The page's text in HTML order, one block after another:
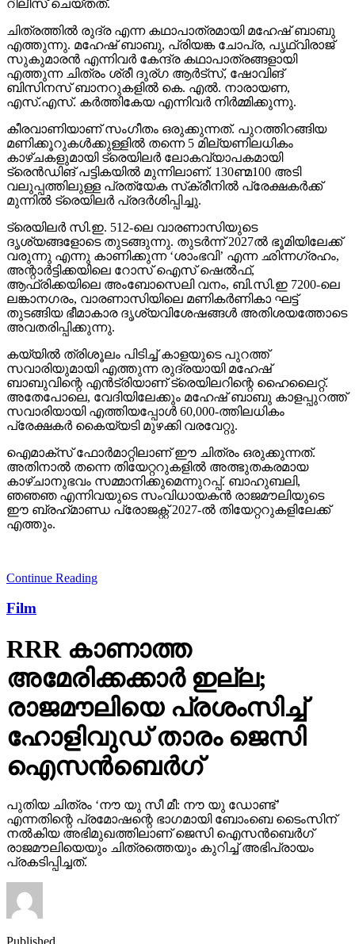
റിലീസ് ചെയ്തത്.
ചിത്രത്തില്‍ രുദ്ര എന്ന കഥാപാത്രമായി മഹേഷ് ബാബു
എത്തുന്നു. മഹേഷ് ബാബു, പ്രിയങ്ക ചോപ്ര, പൃഥ്വിരാജ്
സുകുമാരന്‍ എന്നിവര്‍ കേന്ദ്ര കഥാപാത്രങ്ങളായി
എത്തുന്ന ചിത്രം ശ്രീ ദുര്ഗ ആര്‍ട്‌സ്, ഷോവിങ്
ബിസിനസ് ബാനറുകളില്‍ കെ. എല്‍. നാരായണ,
എസ്.എസ്. കര്‍ത്തികേയ എന്നിവര്‍ നിര്‍മ്മിക്കുന്നു.
കീരവാണിയാണ് സംഗീതം ഒരുക്കുന്നത്. പുറത്തിറങ്ങിയ
മണിക്കൂറുകള്‍ക്കുള്ളില്‍ തന്നെ 5 മില്യണിലധികം
കാഴ്ചകളുമായി ട്രെയിലര്‍ ലോകവ്യാപകമായി
ട്രെന്‍ഡിങ് പട്ടികയില്‍ മുന്നിലാണ്. 130ണ്മ100 അടി
വലുപ്പത്തിലുള്ള പ്രത്യേക സ്‌ക്രീനില്‍ പ്രേക്ഷകര്‍ക്ക്
മുന്നില്‍ ട്രെയിലര്‍ പ്രദര്‍ശിപ്പിച്ചു.
ട്രെയിലര്‍ സി.ഇ. 512-ലെ വാരണാസിയുടെ
ദൃശ്യങ്ങളോടെ തുടങ്ങുന്നു. തുടര്‍ന്ന് 2027ല്‍ ഭൂമിയിലേക്ക്
വരുന്നു എന്നു കാണിക്കുന്ന ‘ശാംഭവി’ എന്ന ഛിന്നഗ്രഹം,
അന്റാര്‍ട്ടിക്കയിലെ റോസ് ഐസ് ഷെല്‍ഫ്,
ആഫ്രിക്കയിലെ അംബോസെലി വനം, ബി.സി.ഇ 7200-ലെ
ലങ്കാനഗരം, വാരണാസിയിലെ മണികര്‍ണികാ ഘട്ട്
തുടങ്ങിയ ഭീമാകാര ദൃശ്യവിശേഷങ്ങള്‍ അതിശയത്തോടെ
അവതരിപ്പിക്കുന്നു.
കയ്യില്‍ ത്രിശൂലം പിടിച്ച് കാളയുടെ പുറത്ത്
സവാരിയുമായി എത്തുന്ന രുദ്രയായി മഹേഷ്
ബാബുവിന്റെ എന്‍ട്രിയാണ് ട്രെയിലറിന്റെ ഹൈലൈറ്റ്.
അതേപോലെ, വേദിയിലേക്കും മഹേഷ് ബാബു കാളപ്പുറത്ത്
സവാരിയായി എത്തിയപ്പോള്‍ 60,000-ത്തിലധികം
പ്രേക്ഷകര്‍ കൈയ്യടി മുഴക്കി വരവേറ്റു.
ഐമാക്‌സ് ഫോര്‍മാറ്റിലാണ് ഈ ചിത്രം ഒരുക്കുന്നത്.
അതിനാല്‍ തന്നെ തിയേറ്ററുകളില്‍ അത്ഭുതകരമായ
കാഴ്ചാനുഭവം സമ്മാനിക്കുമെന്നുറപ്പ്. ബാഹുബലി,
ഞഞഞ എന്നിവയുടെ സംവിധായകന്‍ രാജമൗലിയുടെ
ഈ ബ്രഹ്‌മാണ്ഡ പ്രോജക്റ്റ് 2027-ല്‍ തിയേറ്ററുകളിലേക്ക്
എത്തും.
Continue Reading
Film
RRR കാണാത്ത
അമേരിക്കക്കാര്‍ ഇല്ല;
രാജമൗലിയെ പ്രശംസിച്ച്
ഹോളിവുഡ് താരം ജെസി
ഐസന്‍ബെര്‍ഗ്
പുതിയ ചിത്രം ‘നൗ യു സീ മീ: നൗ യു ഡോണ്ട്’
എന്നതിന്റെ പ്രമോഷന്റെ ഭാഗമായി ബോംബെ ടൈംസിന്
നല്‍കിയ അഭിമുഖത്തിലാണ് ജെസി ഐസന്‍ബെര്‍ഗ്
രാജമൗലിയെയും ചിത്രത്തെയും കുറിച്ച് അഭിപ്രായം
പ്രകടിപ്പിച്ചത്.
Published